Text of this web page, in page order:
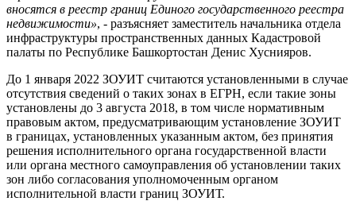
вносятся в реестр границ Единого государственного реестра
недвижимости», - разъясняет заместитель начальника отдела
инфраструктуры пространственных данных Кадастровой
палаты по Республике Башкортостан Денис Хуснияров.
До 1 января 2022 ЗОУИТ считаются установленными в случае
отсутствия сведений о таких зонах в ЕГРН, если такие зоны
установлены до 3 августа 2018, в том числе нормативным
правовым актом, предусматривающим установление ЗОУИТ
в границах, установленных указанным актом, без принятия
решения исполнительного органа государственной власти
или органа местного самоуправления об установлении таких
зон либо согласования уполномоченным органом
исполнительной власти границ ЗОУИТ.